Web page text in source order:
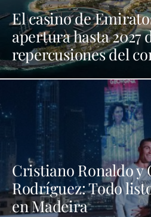
El casino de
apertura hasta 2027
repercusiones del
Cristiano Ronaldo y
Rodríguez: Todo
en Madeira